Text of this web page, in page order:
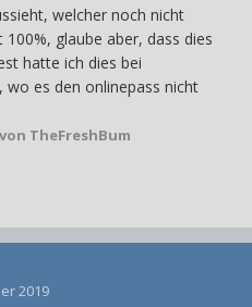
welcher noch nicht
glaube aber, dass dies
hatte ich dies bei
es den onlinepass nicht
TheFreshBum
2019